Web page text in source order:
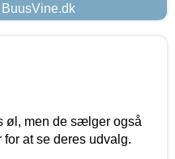
øl, men de sælger også
at se deres udvalg.